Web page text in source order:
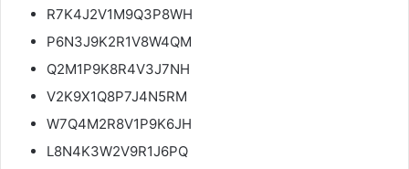
R7K4J2V1M9Q3P8WH
P6N3J9K2R1V8W4QM
Q2M1P9K8R4V3J7NH
V2K9X1Q8P7J4N5RM
W7Q4M2R8V1P9K6JH
L8N4K3W2V9R1J6PQ